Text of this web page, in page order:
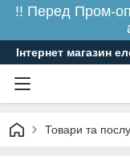
!! Перед Пром-
Інтернет магазин
Товари та